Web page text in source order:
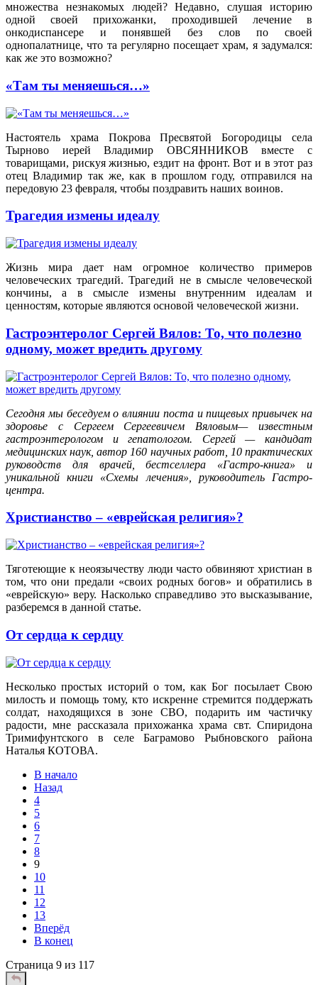
множества незнакомых людей? Недавно, слушая историю
одной своей прихожанки, проходившей лечение в
онкодиспансере и понявшей без слов по своей
однопалатнице, что та регулярно посещает храм, я задумался:
как же это возможно?
«Там ты меняешься…»
Настоятель храма Покрова Пресвятой Богородицы села
Тырново иерей Владимир ОВСЯННИКОВ вместе с
товарищами, рискуя жизнью, ездит на фронт. Вот и в этот раз
отец Владимир так же, как в прошлом году, отправился на
передовую 23 февраля, чтобы поздравить наших воинов.
Трагедия измены идеалу
Жизнь мира дает нам огромное количество примеров
человеческих трагедий. Трагедий не в смысле человеческой
кончины, а в смысле измены внутренним идеалам и
ценностям, которые являются основой человеческой жизни.
Гастроэнтеролог Сергей Вялов: То, что полезно
одному, может вредить другому
Сегодня мы беседуем о влиянии поста и пищевых привычек на
здоровье с Сергеем Сергеевичем Вяловым— известным
гастроэнтерологом и гепатологом. Сергей — кандидат
медицинских наук, автор 160 научных работ, 10 практических
руководств для врачей, бестселлера «Гастро-книга» и
уникальной книги «Схемы лечения», руководитель Гастро-
центра.
Христианство – «еврейская религия»?
Тяготеющие к неоязычеству люди часто обвиняют христиан в
том, что они предали «своих родных богов» и обратились в
«еврейскую» веру. Насколько справедливо это высказывание,
разберемся в данной статье.
От сердца к сердцу
Несколько простых историй о том, как Бог посылает Свою
милость и помощь тому, кто искренне стремится поддержать
солдат, находящихся в зоне СВО, подарить им частичку
радости, мне рассказала прихожанка храма свт. Спиридона
Тримифунтского в селе Баграмово Рыбновского района
Наталья КОТОВА.
В начало
Назад
4
5
6
7
8
9
10
11
12
13
Вперёд
В конец
Страница 9 из 117